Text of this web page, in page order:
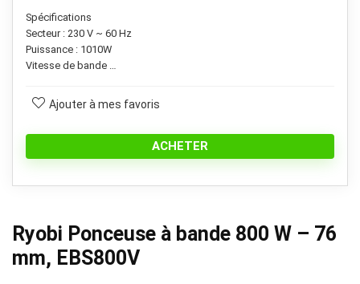
Spécifications
Secteur : 230 V ~ 60 Hz
Puissance : 1010W
Vitesse de bande …
Ajouter à mes favoris
ACHETER
Ryobi Ponceuse à bande 800 W – 76
mm, EBS800V